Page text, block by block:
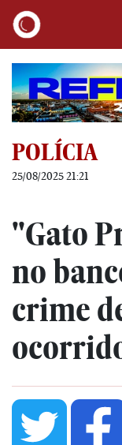
POLÍCIA
25/08/2025 21:21
"Gato
no
crime